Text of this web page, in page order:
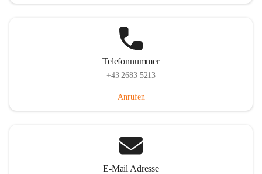
Telefonnummer
+43 2683 5213
Anrufen
E-Mail Adresse